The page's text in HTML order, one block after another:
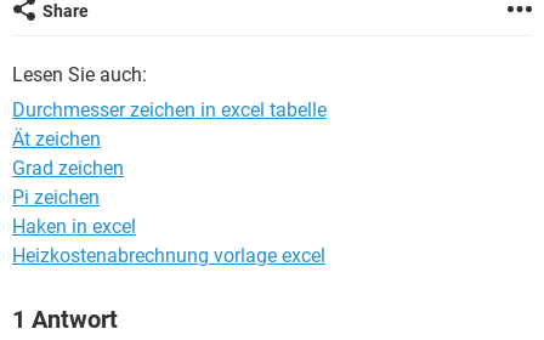
Share
Lesen Sie auch:
Durchmesser zeichen in excel tabelle
Ät zeichen
Grad zeichen
Pi zeichen
Haken in excel
Heizkostenabrechnung vorlage excel
1 Antwort